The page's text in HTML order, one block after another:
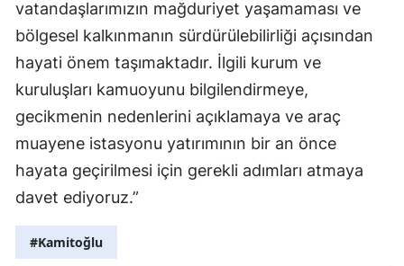
vatandaşlarımızın mağduriyet yaşamaması ve
bölgesel kalkınmanın sürdürülebilirliği açısından
hayati önem taşımaktadır. İlgili kurum ve
kuruluşları kamuoyunu bilgilendirmeye,
gecikmenin nedenlerini açıklamaya ve araç
muayene istasyonu yatırımının bir an önce
hayata geçirilmesi için gerekli adımları atmaya
davet ediyoruz.”
#Kamitoğlu